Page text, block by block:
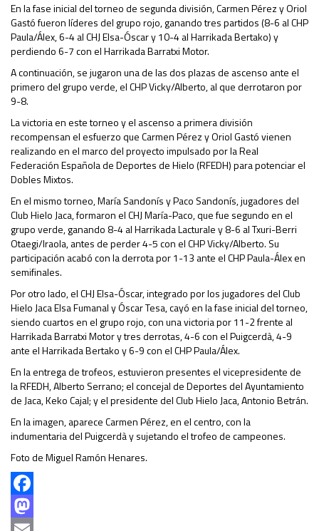
En la fase inicial del torneo de segunda división, Carmen Pérez y Oriol
Gastó fueron líderes del grupo rojo, ganando tres partidos (8-6 al CHP
Paula/Álex, 6-4 al CHJ Elsa-Óscar y 10-4 al Harrikada Bertako) y
perdiendo 6-7 con el Harrikada Barratxi Motor.
A continuación, se jugaron una de las dos plazas de ascenso ante el
primero del grupo verde, el CHP Vicky/Alberto, al que derrotaron por
9-8.
La victoria en este torneo y el ascenso a primera división
recompensan el esfuerzo que Carmen Pérez y Oriol Gastó vienen
realizando en el marco del proyecto impulsado por la Real
Federación Española de Deportes de Hielo (RFEDH) para potenciar el
Dobles Mixtos.
En el mismo torneo, María Sandonís y Paco Sandonís, jugadores del
Club Hielo Jaca, formaron el CHJ María-Paco, que fue segundo en el
grupo verde, ganando 8-4 al Harrikada Lacturale y 8-6 al Txuri-Berri
Otaegi/Iraola, antes de perder 4-5 con el CHP Vicky/Alberto. Su
participación acabó con la derrota por 1-13 ante el CHP Paula-Álex en
semifinales.
Por otro lado, el CHJ Elsa-Óscar, integrado por los jugadores del Club
Hielo Jaca Elsa Fumanal y Óscar Tesa, cayó en la fase inicial del torneo,
siendo cuartos en el grupo rojo, con una victoria por 11-2 frente al
Harrikada Barratxi Motor y tres derrotas, 4-6 con el Puigcerdà, 4-9
ante el Harrikada Bertako y 6-9 con el CHP Paula/Álex.
En la entrega de trofeos, estuvieron presentes el vicepresidente de
la RFEDH, Alberto Serrano; el concejal de Deportes del Ayuntamiento
de Jaca, Keko Cajal; y el presidente del Club Hielo Jaca, Antonio Betrán.
En la imagen, aparece Carmen Pérez, en el centro, con la
indumentaria del Puigcerdà y sujetando el trofeo de campeones.
Foto de Miguel Ramón Henares.
Facebook